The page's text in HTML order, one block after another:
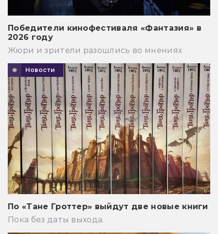
Победители кинофестиваля «Фантазия» в
2026 году
Жюри и зрители разошлись во мнениях
Новости
По «Тане Гроттер» выйдут две новые книги
Пока без даты выхода.